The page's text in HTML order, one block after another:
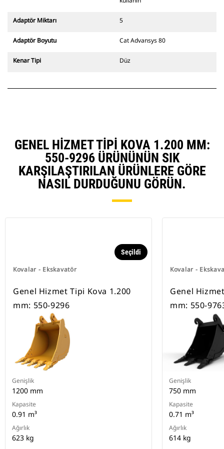
sistemle uyumlu ataşmanlar, sabit
menteşeleri kullanır. CW Özel
takoz tarzı kilitleme sistemi
tüm paletli ve tekerlekli
Adaptör Miktarı 5
Adaptör Boyutu Cat Advansys 80
Kenar Tipi Düz
GENEL HIZMET TIPI KOVA 1.200 MM:
550-9296 ÜRÜNÜNÜN SIK
KARŞILAŞTIRILAN ÜRÜNLERE GÖRE
NASIL DURDUĞUNU GÖRÜN.
Kovalar - Ekskavatör
Seçildi
Genel Hizmet Tipi Kova 1.200
mm: 550-9296
Genişlik
1200 mm
Kapasite
0.91 m³
Ağırlık
623 kg
Kovalar -
Genel
mm: 550-
Genişlik
750 mm
Kapasite
0.71 m³
Ağırlık
614 kg